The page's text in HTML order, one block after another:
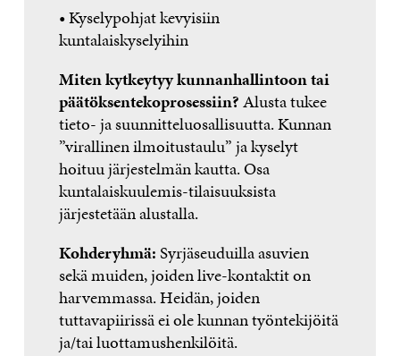
• Kyselypohjat kevyisiin
kuntalaiskyselyihin
Miten kytkeytyy kunnanhallintoon tai
päätöksentekoprosessiin?Alusta tukee
tieto- ja suunnitteluosallisuutta. Kunnan
”virallinen ilmoitustaulu” ja kyselyt
hoituu järjestelmän kautta. Osa
kuntalaiskuulemis-tilaisuuksista
järjestetään alustalla.
Kohderyhmä:Syrjäseuduilla asuvien
sekä muiden, joiden live-kontaktit on
harvemmassa. Heidän, joiden
tuttavapiirissä ei ole kunnan työntekijöitä
ja/tai luottamushenkilöitä.